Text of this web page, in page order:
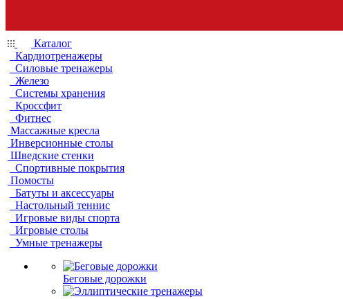
Каталог
Кардиотренажеры
Силовые тренажеры
Железо
Системы хранения
Кроссфит
Фитнес
Массажные кресла
Инверсионные столы
Шведские стенки
Спортивные покрытия
Помосты
Батуты и аксессуары
Настольный теннис
Игровые виды спорта
Игровые столы
Умные тренажеры
Беговые дорожки